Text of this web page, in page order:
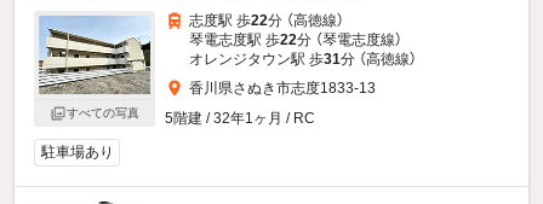
すべての写真
志度駅 歩22分 （高徳線）
琴電志度駅 歩22分 （琴電志度線）
オレンジタウン駅 歩31分 （高徳線）
香川県さぬき市志度1833-13
5階建 / 32年1ヶ月 / RC
駐車場あり